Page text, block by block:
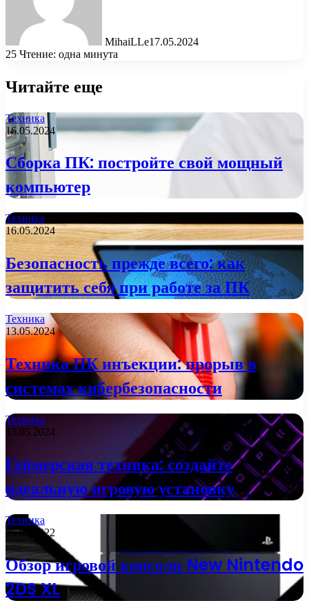
MihaiLLe17.05.2024
25 Чтение: одна минута
Читайте еще
Техника
16.05.2024
Сборка ПК: постройте свой мощный
компьютер
Техника
16.05.2024
Безопасность прежде всего: как
защитить себя при работе за ПК
Техника
13.05.2024
Техника ПК инъекции: прорыв в
системах кибербезопасности
Техника
13.05.2024
Геймерская техника: создайте
идеальную игровую установку
Техника
25.08.2022
Обзор игровой консоли New Nintendo
2DS XL